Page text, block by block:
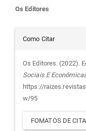
do
artigo
Os Editores
do
artigo
Como Citar
Os Editores. (2022).
Sociais E
https://
w/95
FOMATOS DE